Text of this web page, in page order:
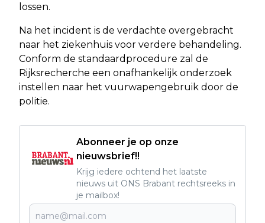
lossen.
Na het incident is de verdachte overgebracht
naar het ziekenhuis voor verdere behandeling.
Conform de standaardprocedure zal de
Rijksrecherche een onafhankelijk onderzoek
instellen naar het vuurwapengebruik door de
politie.
Abonneer je op onze
nieuwsbrief!!
Krijg iedere ochtend het laatste
nieuws uit ONS Brabant rechtsreeks in
je mailbox!